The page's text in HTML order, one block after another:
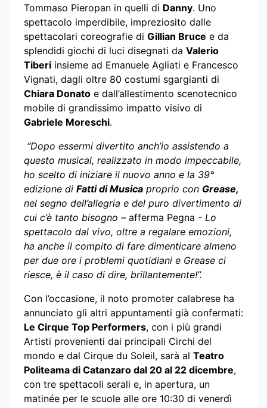
Tommaso Pieropan in quelli di Danny. Uno
spettacolo imperdibile, impreziosito dalle
spettacolari coreografie di Gillian Bruce e da
splendidi giochi di luci disegnati da Valerio
Tiberi insieme ad Emanuele Agliati e Francesco
Vignati, dagli oltre 80 costumi sgargianti di
Chiara Donato e dall’allestimento scenotecnico
mobile di grandissimo impatto visivo di
Gabriele Moreschi.
“Dopo essermi divertito anch’io assistendo a
questo musical, realizzato in modo impeccabile,
ho scelto di iniziare il nuovo anno e la 39°
edizione di Fatti di Musica proprio con Grease,
nel segno dell’allegria e del puro divertimento di
cui c’è tanto bisogno – afferma Pegna - Lo
spettacolo dal vivo, oltre a regalare emozioni,
ha anche il compito di fare dimenticare almeno
per due ore i problemi quotidiani e Grease ci
riesce, è il caso di dire, brillantemente!”.
Con l’occasione, il noto promoter calabrese ha
annunciato gli altri appuntamenti già confermati:
Le Cirque Top Performers, con i più grandi
Artisti provenienti dai principali Circhi del
mondo e dal Cirque du Soleil, sarà al Teatro
Politeama di Catanzaro dal 20 al 22 dicembre,
con tre spettacoli serali e, in apertura, un
matinée per le scuole alle ore 10:30 di venerdì